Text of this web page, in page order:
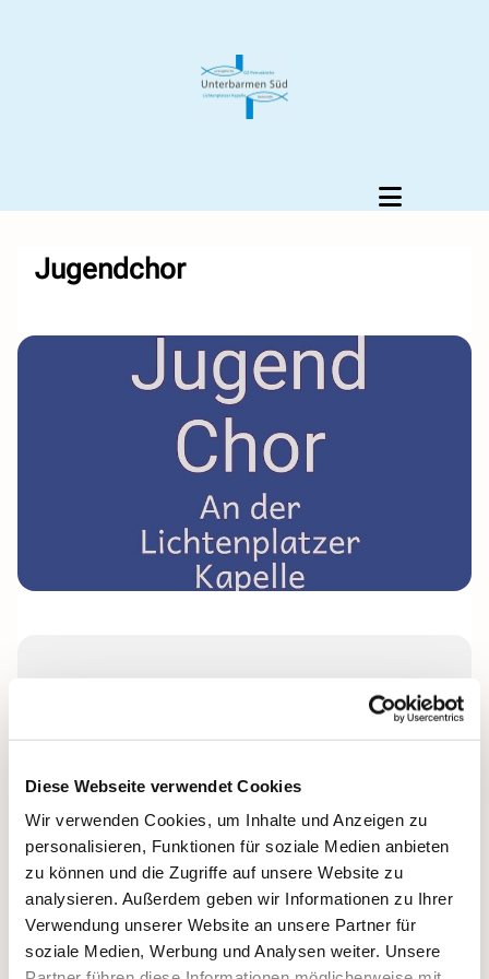
Diese Webseite verwendet Cookies
Wir verwenden Cookies, um Inhalte und Anzeigen zu
personalisieren, Funktionen für soziale Medien anbieten
zu können und die Zugriffe auf unsere Website zu
analysieren. Außerdem geben wir Informationen zu Ihrer
Verwendung unserer Website an unsere Partner für
soziale Medien, Werbung und Analysen weiter. Unsere
Jugendchor
Donnerstag, 4. Februar 2027, 17:00
Lichtenplatzer Kapelle
Leitung: Anke Beckmann